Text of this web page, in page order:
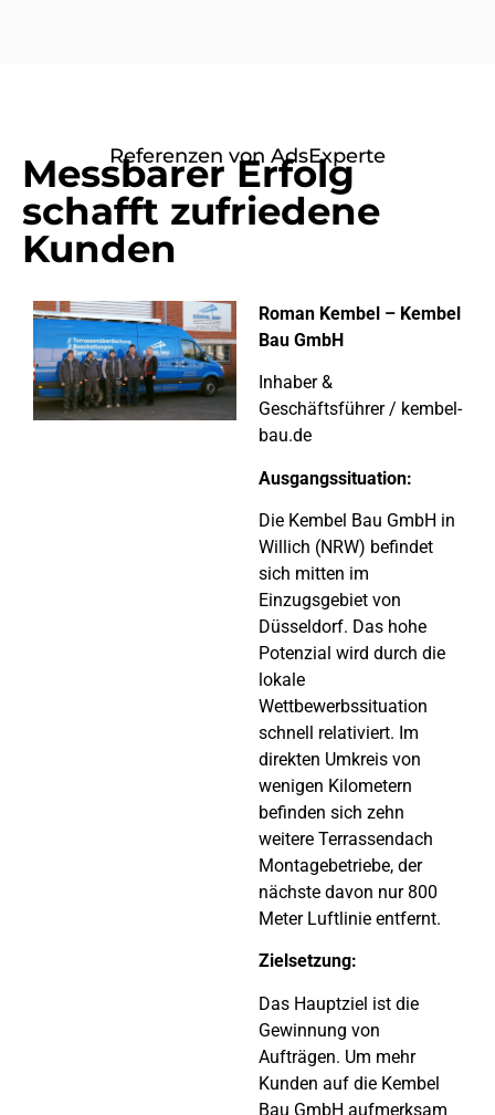
Referenzen von AdsExperte
Messbarer Erfolg
schafft zufriedene
Kunden
Roman Kembel – Kembel
Bau GmbH
Inhaber &
Geschäftsführer / kembel-
bau.de
Ausgangssituation:
Die Kembel Bau GmbH in
Willich (NRW) befindet
sich mitten im
Einzugsgebiet von
Düsseldorf. Das hohe
Potenzial wird durch die
lokale
Wettbewerbssituation
schnell relativiert. Im
direkten Umkreis von
wenigen Kilometern
befinden sich zehn
weitere Terrassendach
Montagebetriebe, der
nächste davon nur 800
Meter Luftlinie entfernt.
Zielsetzung:
Das Hauptziel ist die
Gewinnung von
Aufträgen. Um mehr
Kunden auf die Kembel
Bau GmbH aufmerksam